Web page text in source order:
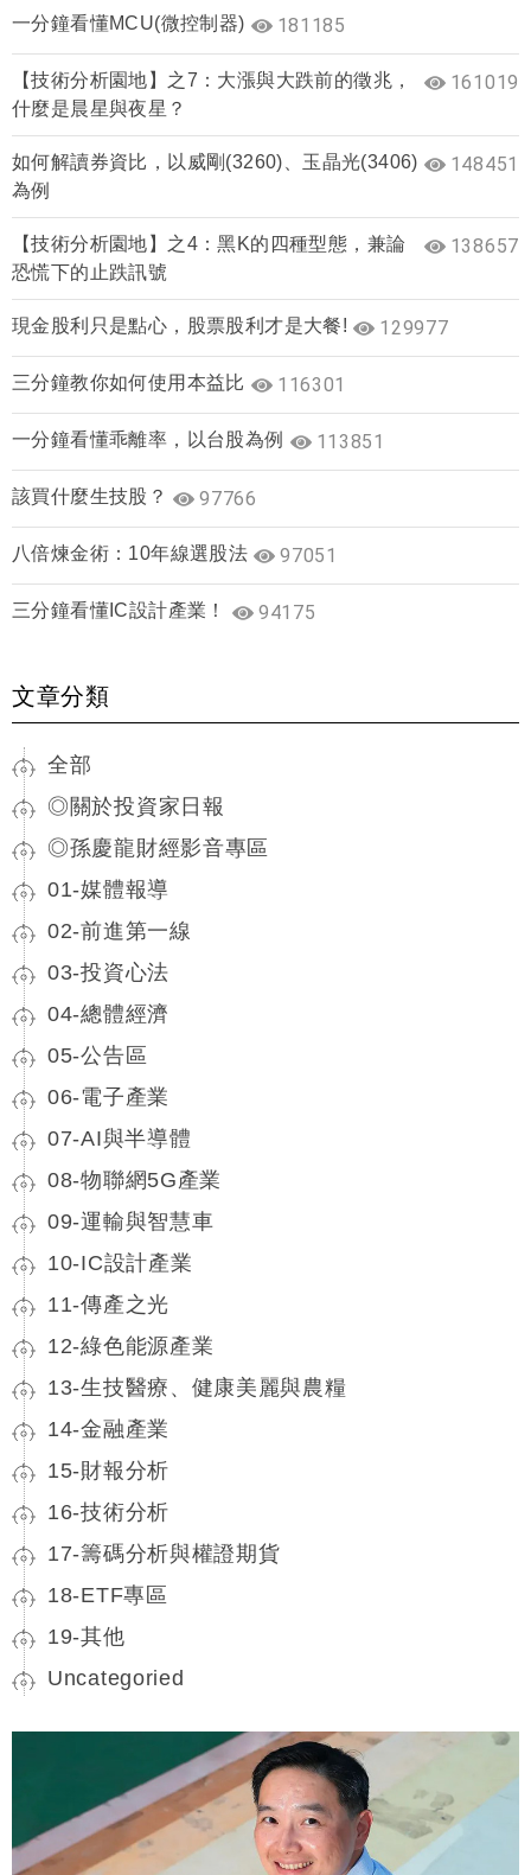
一分鐘看懂MCU(微控制器) 181185
【技術分析園地】之7：大漲與大跌前的徵兆，
什麼是晨星與夜星？
161019
如何解讀券資比，以威剛(3260)、玉晶光(3406)
為例
148451
【技術分析園地】之4：黑K的四種型態，兼論
恐慌下的止跌訊號
138657
現金股利只是點心，股票股利才是大餐! 129977
三分鐘教你如何使用本益比 116301
一分鐘看懂乖離率，以台股為例 113851
該買什麼生技股？ 97766
八倍煉金術：10年線選股法 97051
三分鐘看懂IC設計產業！ 94175
文章分類
全部
◎關於投資家日報
◎孫慶龍財經影音專區
01-媒體報導
02-前進第一線
03-投資心法
04-總體經濟
05-公告區
06-電子產業
07-AI與半導體
08-物聯網5G產業
09-運輸與智慧車
10-IC設計產業
11-傳產之光
12-綠色能源產業
13-生技醫療、健康美麗與農糧
14-金融產業
15-財報分析
16-技術分析
17-籌碼分析與權證期貨
18-ETF專區
19-其他
Uncategoried